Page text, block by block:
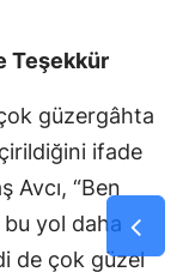
Teşekkür
güzergâhta
ifade
Avcı, “Ben
bu yol daha
de çok güzel